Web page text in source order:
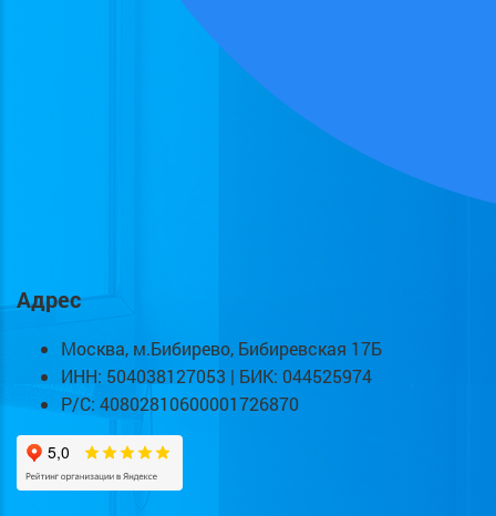
Адрес
Москва, м.Бибирево, Бибиревская 17Б
ИНН: 504038127053 | БИК: 044525974
Р/С: 40802810600001726870